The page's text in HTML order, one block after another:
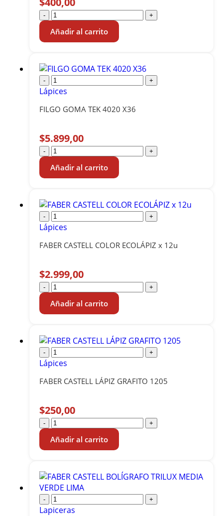
- +
Añadir al carrito
- +
Lápices
FILGO GOMA TEK 4020 X36
$5.899,00
- +
Añadir al carrito
- +
Lápices
FABER CASTELL COLOR ECOLÁPIZ x 12u
$2.999,00
- +
Añadir al carrito
- +
Lápices
FABER CASTELL LÁPIZ GRAFITO 1205
$250,00
- +
Añadir al carrito
- +
Lapiceras